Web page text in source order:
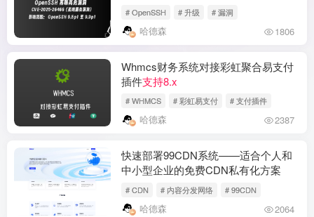
# OpenSSH # 升级 # 漏洞
哈德森 1806
Whmcs财务系统对接彩虹聚合易支付
插件支持8.x
# WHMCS # 彩虹易支付 # 支付插件
哈德森 2387
快速部署99CDN系统——适合个人和
中小型企业的免费CDN私有化方案
# CDN # 内容分发网络 # 99CDN
哈德森 2064